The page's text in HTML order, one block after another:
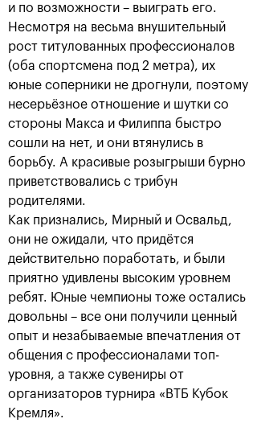
чемпионкой «ВТБ Кубок
«Надеюсь, что завтра
мы сможем выявить
сильнейшего!»
19 октября, 23:00
Карен Хачанов: «С
Медведевым мы
соперники на корте и
пределами»
19 октября, 22:45
Итоги дня: пятница
и по возможности – выиграть его.
Несмотря на весьма внушительный
рост титулованных профессионалов
(оба спортсмена под 2 метра), их
юные соперники не дрогнули, поэтому
несерьёзное отношение и шутки со
стороны Макса и Филиппа быстро
сошли на нет, и они втянулись в
борьбу. А красивые розыгрыши бурно
приветствовались с трибун
родителями.
Как признались, Мирный и Освальд,
они не ожидали, что придётся
действительно поработать, и были
приятно удивлены высоким уровнем
ребят. Юные чемпионы тоже остались
довольны – все они получили ценный
опыт и незабываемые впечатления от
общения с профессионалами топ-
уровня, а также сувениры от
организаторов турнира «ВТБ Кубок
Кремля».